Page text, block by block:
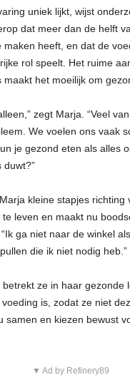
uniek lijkt, wijst
dat meer dan de helft
maken heeft, en dat de
rol speelt. Het ruime
het moeilijk om
zegt Marja. “Veel
We voelen ons vaak
je gezond eten als alles
duwt?”
kleine stapjes richting
leven en maakt nu
ga niet naar de winkel
die ik niet nodig heb.”
ze in haar gezonde
is, zodat ze niet
samen en kiezen bewust
▼ Ad by Refinery89